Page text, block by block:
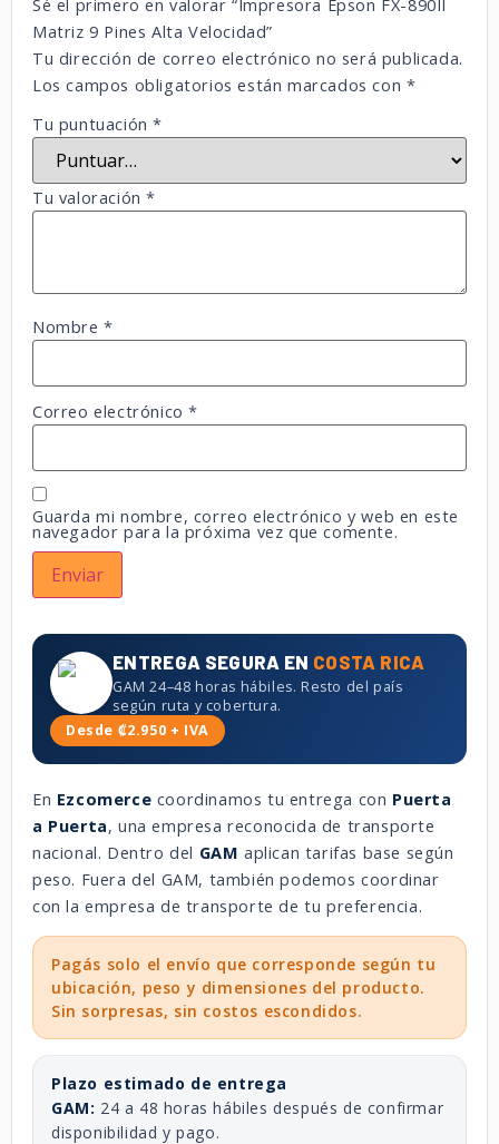
Sé el primero en valorar “Impresora Epson FX-890II
Matriz 9 Pines Alta Velocidad”
Tu dirección de correo electrónico no será publicada.
Los campos obligatorios están marcados con *
Tu puntuación*
Tu valoración*
Nombre*
Correo electrónico*
Guarda mi nombre, correo electrónico y web en este
navegador para la próxima vez que comente.
ENTREGA SEGURA EN COSTA RICA
GAM 24–48 horas hábiles. Resto del país
según ruta y cobertura.
Desde ₡2.950 + IVA
En Ezcomerce coordinamos tu entrega con Puerta
a Puerta, una empresa reconocida de transporte
nacional. Dentro del GAM aplican tarifas base según
peso. Fuera del GAM, también podemos coordinar
con la empresa de transporte de tu preferencia.
Pagás solo el envío que corresponde según tu
ubicación, peso y dimensiones del producto.
Sin sorpresas, sin costos escondidos.
Plazo estimado de entrega
GAM: 24 a 48 horas hábiles después de confirmar
disponibilidad y pago.